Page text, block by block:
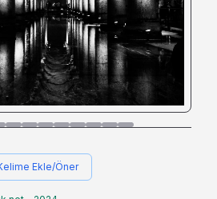
Ekle/Öner